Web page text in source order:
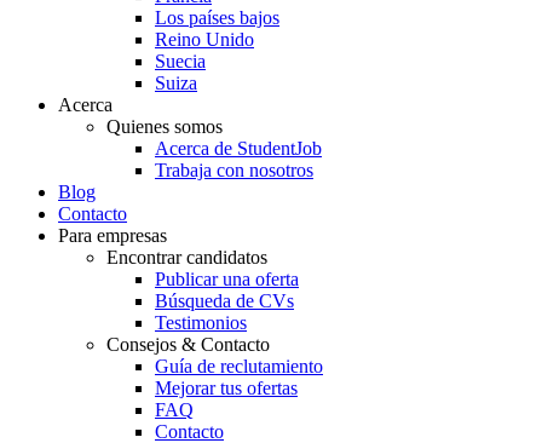
Los países bajos
Reino Unido
Suecia
Suiza
Acerca
Quienes somos
Acerca de StudentJob
Trabaja con nosotros
Blog
Contacto
Para empresas
Encontrar candidatos
Publicar una oferta
Búsqueda de CVs
Testimonios
Consejos & Contacto
Guía de reclutamiento
Mejorar tus ofertas
FAQ
Contacto